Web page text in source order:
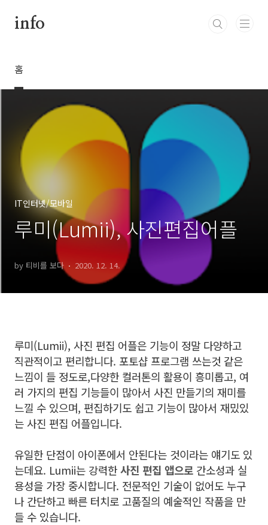
info
홈
IT인터넷/모바일
루미(Lumii), 사진편집어플
by 티비를 보다 2020. 12. 14.
루미(Lumii), 사진 편집 어플은 기능이 정말 다양하고
직관적이고 편리합니다. 포토샵 프로그램 쓰는것 같은
느낌이 들 정도로,다양한 컬러톤의 활용이 흥미롭고, 여
러 가지의 편집 기능들이 많아서 사진 만들기의 재미를
느낄 수 있으며, 편집하기도 쉽고 기능이 많아서 재밌있
는 사진 편집 어플입니다.
유일한 단점이 아이폰에서 안된다는 것이라는 얘기도 있
는데요. Lumii는 강력한사진 편집 앱으로 간소성과 실
용성을 가장 중시합니다. 전문적인 기술이 없어도 누구
나 간단하고 빠른 터치로 고품질의 예술적인 작품을 만
들 수 있습니다.